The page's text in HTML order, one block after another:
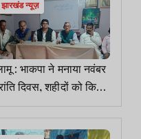
झारखंड न्यूज़
ने मनाया नवंबर
दिवस, शहीदों को किया